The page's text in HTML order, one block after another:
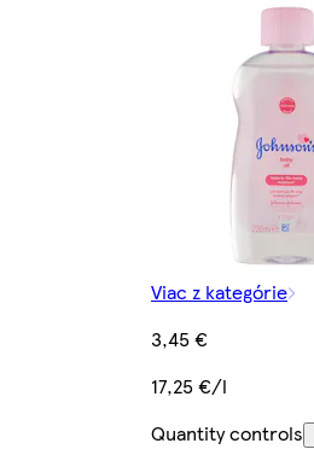
Viac z kategórie
3,45 €
17,25 €/l
Quantity controls